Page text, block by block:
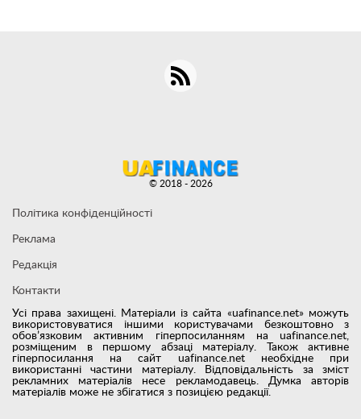
Усі права захищені. Матеріали із сайта «uafinance.net» можуть
використовуватися іншими користувачами безкоштовно з
обов’язковим активним гіперпосиланням на uafinance.net,
розміщеним в першому абзаці матеріалу. Також активне
гіперпосилання на сайт uafinance.net необхідне при
використанні частини матеріалу. Відповідальність за зміст
рекламних матеріалів несе рекламодавець. Думка авторів
матеріалів може не збігатися з позицією редакції.
Політика конфіденційності
Реклама
Редакція
Контакти
© 2018 - 2026